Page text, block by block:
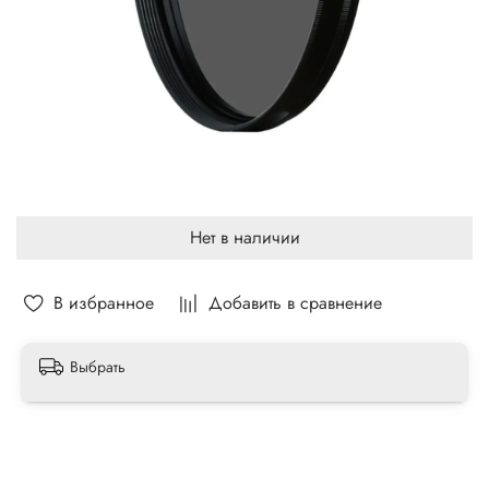
Нет в наличии
В избранное Добавить в сравнение
Выбрать